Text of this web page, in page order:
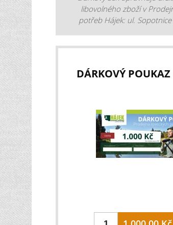
libovolného zboží v
potřeb Hájek: ul.
DÁRKOVÝ POUKAZ